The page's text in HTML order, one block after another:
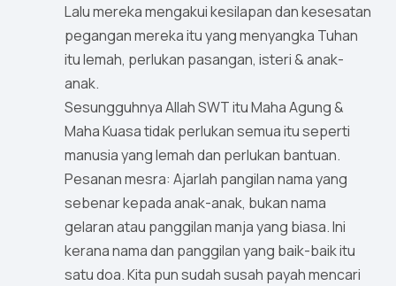
Lalu mereka mengakui kesilapan dan kesesatan
pegangan mereka itu yang menyangka Tuhan
itu lemah, perlukan pasangan, isteri & anak-
anak.
Sesungguhnya Allah SWT itu Maha Agung &
Maha Kuasa tidak perlukan semua itu seperti
manusia yang lemah dan perlukan bantuan.
Pesanan mesra: Ajarlah pangilan nama yang
sebenar kepada anak-anak, bukan nama
gelaran atau panggilan manja yang biasa. Ini
kerana nama dan panggilan yang baik-baik itu
satu doa. Kita pun sudah susah payah mencari